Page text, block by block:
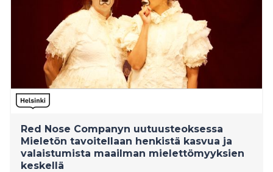
Red Nose Companyn uutuusteoksessa
Mieletön tavoitellaan henkistä kasvua ja
valaistumista maailman mielettömyyksien
keskellä